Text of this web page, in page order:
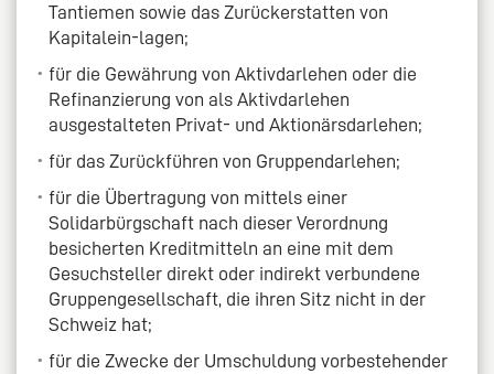
Tantiemen sowie das Zurückerstatten von
Kapitalein-lagen;
für die Gewährung von Aktivdarlehen oder die
Refinanzierung von als Aktivdarlehen
ausgestalteten Privat- und Aktionärsdarlehen;
für das Zurückführen von Gruppendarlehen;
für die Übertragung von mittels einer
Solidarbürgschaft nach dieser Verordnung
besicherten Kreditmitteln an eine mit dem
Gesuchsteller direkt oder indirekt verbundene
Gruppengesellschaft, die ihren Sitz nicht in der
Schweiz hat;
für die Zwecke der Umschuldung vorbestehender